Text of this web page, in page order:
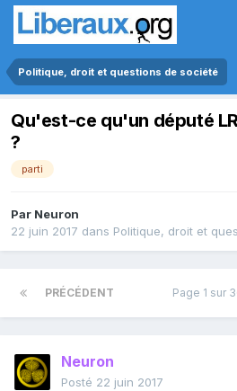
Politique, droit et questions de société
Qu'est-ce qu'un député
?
parti
Par Neuron
22 juin 2017 dans Politique, droit et
PRÉCÉDENT Page 1 sur
Neuron
Posté 22 juin 2017